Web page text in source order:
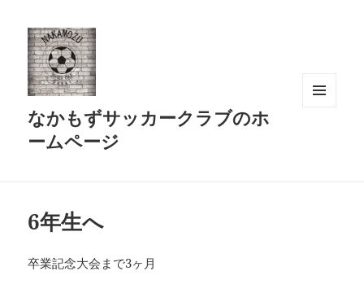
なかもずサッカークラブのホ
ームページ
6年生へ
卒業記念大会まで3ヶ月